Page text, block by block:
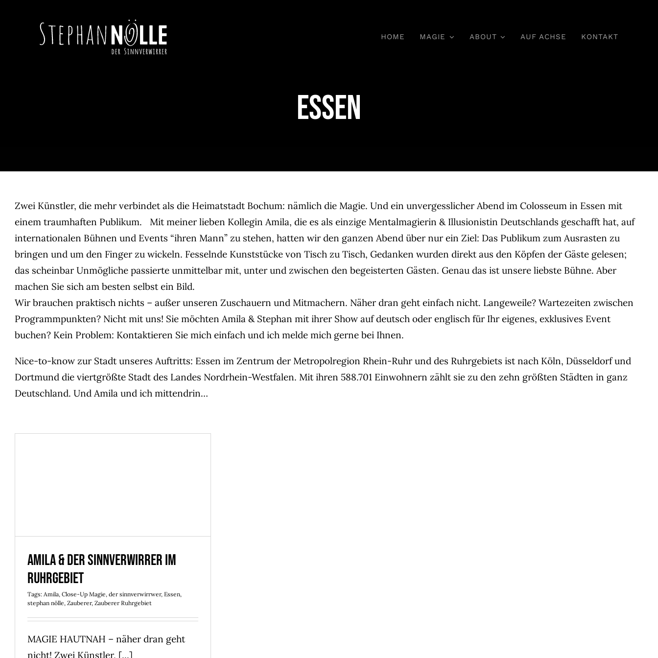
HOME MAGIE ABOUT AUF ACHSE KONTAKT
Essen
Zwei Künstler, die mehr verbindet als die Heimatstadt Bochum: nämlich die Magie. Und ein unvergesslicher Abend im Colosseum in Essen mit
einem traumhaften Publikum. Mit meiner lieben Kollegin Amila, die es als einzige Mentalmagierin & Illusionistin Deutschlands geschafft hat, auf
internationalen Bühnen und Events “ihren Mann” zu stehen, hatten wir den ganzen Abend über nur ein Ziel: Das Publikum zum Ausrasten zu
bringen und um den Finger zu wickeln. Fesselnde Kunststücke von Tisch zu Tisch, Gedanken wurden direkt aus den Köpfen der Gäste gelesen;
das scheinbar Unmögliche passierte unmittelbar mit, unter und zwischen den begeisterten Gästen. Genau das ist unsere liebste Bühne. Aber
machen Sie sich am besten selbst ein Bild.
Wir brauchen praktisch nichts – außer unseren Zuschauern und Mitmachern. Näher dran geht einfach nicht. Langeweile? Wartezeiten zwischen
Programmpunkten? Nicht mit uns! Sie möchten Amila & Stephan mit ihrer Show auf deutsch oder englisch für Ihr eigenes, exklusives Event
buchen? Kein Problem: Kontaktieren Sie mich einfach und ich melde mich gerne bei Ihnen.
Nice-to-know zur Stadt unseres Auftritts: Essen im Zentrum der Metropolregion Rhein-Ruhr und des Ruhrgebiets ist nach Köln, Düsseldorf und
Dortmund die viertgrößte Stadt des Landes Nordrhein-Westfalen. Mit ihren 588.701 Einwohnern zählt sie zu den zehn größten Städten in ganz
Deutschland. Und Amila und ich mittendrin…
Amila & der Sinnverwirrer im
Ruhrgebiet
Tags: Amila, Close-Up Magie, der sinnverwirrwer, Essen,
stephan nölle, Zauberer, Zauberer Ruhrgebiet
MAGIE HAUTNAH – näher dran geht
nicht! Zwei Künstler, [...]